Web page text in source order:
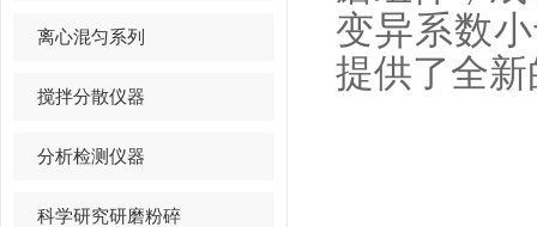
离心混匀系列
搅拌分散仪器
分析检测仪器
科学研究研磨粉碎
变异系数
提供了全新